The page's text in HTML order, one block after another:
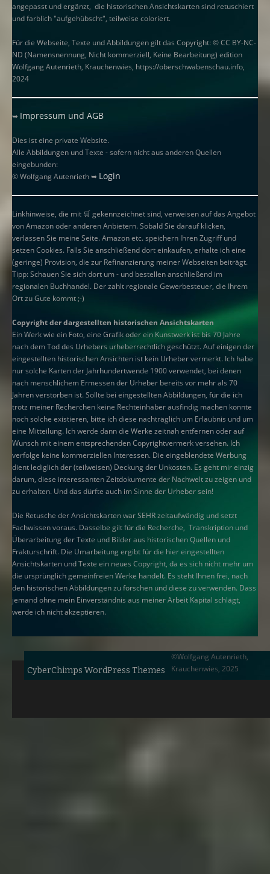
angepasst und ergänzt, die historischen Ansichtskarten sind retuschiert
und farblich "aufgehübscht", teilweise coloriert.
Für die Webseite, Texte und Abbildungen gilt das Copyright: © CC BY-NC-
ND (Namensnennung, Nicht kommerziell, Keine Bearbeitung) edition
Wolfgang Autenrieth, Krauchenwies, https://oberschwabenschau.info,
2024
➥ Impressum und AGB
Dies ist eine private Website.
Alle Abbildungen und Texte - sofern nicht aus anderen Quellen
eingebunden:
© Wolfgang Autenrieth ➥ Login
Linkhinweise, die mit 🛒gekennzeichnet sind, verweisen auf das Angebot
von Amazon oder anderen Anbietern. Sobald Sie darauf klicken,
verlassen Sie meine Seite. Amazon etc. speichern Ihren Zugriff und
setzen Cookies. Falls Sie anschließend dort einkaufen, erhalte ich eine
(geringe) Provision, die zur Refinanzierung meiner Webseiten beiträgt.
Tipp: Schauen Sie sich dort um - und bestellen anschließend im
regionalen Buchhandel. Der zahlt regionale Gewerbesteuer, die Ihrem
Ort zu Gute kommt ;-)
Copyright der dargestellten historischen Ansichtskarten
Ein Werk wie ein Foto, eine Grafik oder ein Kunstwerk ist bis 70 Jahre
nach dem Tod des Urhebers urheberrechtlich geschützt. Auf einigen der
eingestellten historischen Ansichten ist kein Urheber vermerkt. Ich habe
nur solche Karten der Jahrhundertwende 1900 verwendet, bei denen
nach menschlichem Ermessen der Urheber bereits vor mehr als 70
Jahren verstorben ist. Sollte bei eingestellten Abbildungen, für die ich
trotz meiner Recherchen keine Rechteinhaber ausfindig machen konnte
noch solche existieren, bitte ich diese nachträglich um Erlaubnis und um
eine Mitteilung. Ich werde dann die Werke zeitnah entfernen oder auf
Wunsch mit einem entsprechenden Copyrightvermerk versehen. Ich
verfolge keine kommerziellen Interessen. Die eingeblendete Werbung
dient lediglich der (teilweisen) Deckung der Unkosten. Es geht mir einzig
darum, diese interessanten Zeitdokumente der Nachwelt zu zeigen und
zu erhalten. Und das dürfte auch im Sinne der Urheber sein!
Die Retusche der Ansichtskarten war SEHR zeitaufwändig und setzt
Fachwissen voraus. Dasselbe gilt für die Recherche, Transkription und
Überarbeitung der Texte und Bilder aus historischen Quellen und
Frakturschrift. Die Umarbeitung ergibt für die hier eingestellten
Ansichtskarten und Texte ein neues Copyright, da es sich nicht mehr um
die ursprünglich gemeinfreien Werke handelt. Es steht Ihnen frei, nach
den historischen Abbildungen zu forschen und diese zu verwenden. Dass
jemand ohne mein Einverständnis aus meiner Arbeit Kapital schlägt,
werde ich nicht akzeptieren.
CyberChimps WordPress Themes
©Wolfgang Autenrieth,
Krauchenwies, 2025